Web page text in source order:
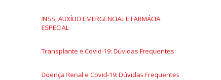
INSS, AUXÍLIO EMERGENCIAL E FARMÁCIA
ESPECIAL
Transplante e Covid-19: Dúvidas Frequentes
Doença Renal e Covid-19: Dúvidas Frequentes